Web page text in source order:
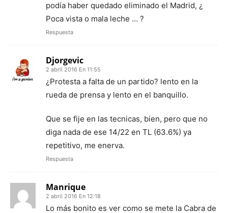
podía haber quedado eliminado el Madrid, ¿
Poca vista o mala leche … ?
Respuesta
Djorgevic
2 abril 2016 En 11:55
¿Protesta a falta de un partido? lento en la
rueda de prensa y lento en el banquillo.
Que se fije en las tecnicas, bien, pero que no
diga nada de ese 14/22 en TL (63.6%) ya
repetitivo, me enerva.
Respuesta
Manrique
2 abril 2016 En 12:18
Lo más bonito es ver como se mete la Cabra de